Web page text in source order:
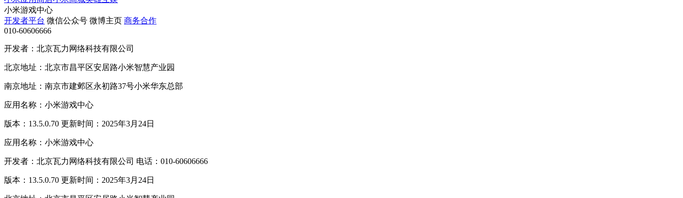
小米游戏中心
开发者平台 微信公众号 微博主页 商务合作
010-60606666
开发者：北京瓦力网络科技有限公司
北京地址：北京市昌平区安居路小米智慧产业园
南京地址：南京市建邺区永初路37号小米华东总部
应用名称：小米游戏中心
版本：13.5.0.70 更新时间：2025年3月24日
应用名称：小米游戏中心
开发者：北京瓦力网络科技有限公司 电话：010-60606666
版本：13.5.0.70 更新时间：2025年3月24日